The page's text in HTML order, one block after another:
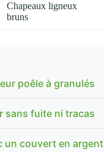
Chapeaux ligneux
bruns
poêle à granulés
sans fuite ni tracas
un couvert en argent